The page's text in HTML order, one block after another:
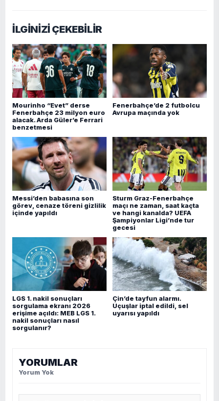
İLGİNİZİ ÇEKEBİLİR
Mourinho “Evet” derse
Fenerbahçe 23 milyon euro
alacak. Arda Güler’e Ferrari
benzetmesi
Fenerbahçe’de 2 futbolcu
Avrupa maçında yok
Messi’den babasına son
görev, cenaze töreni gizlilik
içinde yapıldı
Sturm Graz-Fenerbahçe
maçı ne zaman, saat kaçta
ve hangi kanalda? UEFA
Şampiyonlar Ligi’nde tur
gecesi
LGS 1. nakil sonuçları
sorgulama ekranı 2026
erişime açıldı: MEB LGS 1.
nakil sonuçları nasıl
sorgulanır?
Çin’de tayfun alarmı.
Uçuşlar iptal edildi, sel
uyarısı yapıldı
YORUMLAR
Yorum Yok